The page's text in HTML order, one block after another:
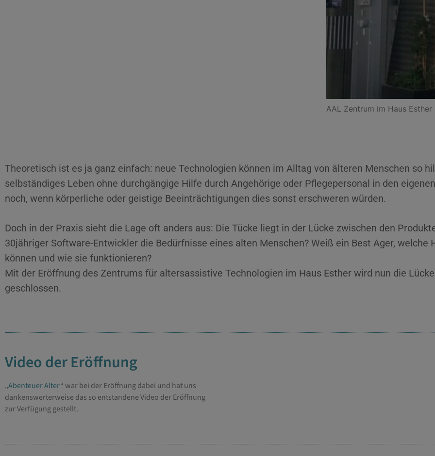
AAL Zentrum im Haus Esther
Theoretisch ist es ja ganz einfach: neue Technologien können im Alltag von älteren Menschen so
selbständiges Leben ohne durchgängige Hilfe durch Angehörige oder Pflegepersonal in den
noch, wenn körperliche oder geistige Beeinträchtigungen dies sonst erschweren würden.
Doch in der Praxis sieht die Lage oft anders aus: Die Tücke liegt in der Lücke zwischen den
30jähriger Software-Entwickler die Bedürfnisse eines alten Menschen? Weiß ein Best Ager,
können und wie sie funktionieren?
Mit der Eröffnung des Zentrums für altersassistive Technologien im Haus Esther wird nun die
geschlossen.
Video der Eröffnung
„Abenteuer Alter“ war bei der Eröffnung dabei und hat uns
dankenswerterweise das so entstandene Video der Eröffnung
zur Verfügung gestellt.